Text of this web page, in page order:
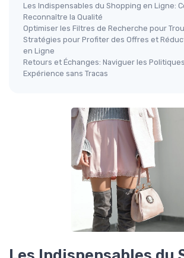
Les Indispensables du Shopping en Ligne:
Reconnaître la Qualité
Optimiser les Filtres de Recherche pour
Stratégies pour Profiter des Offres et
en Ligne
Retours et Échanges: Naviguer les
Expérience sans Tracas